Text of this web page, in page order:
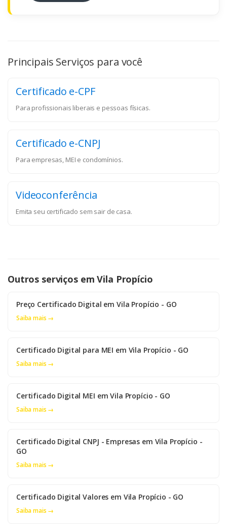
Principais Serviços para você
Certificado e-CPF
Para profissionais liberais e pessoas físicas.
Certificado e-CNPJ
Para empresas, MEI e condomínios.
Videoconferência
Emita seu certificado sem sair de casa.
Outros serviços em Vila Propício
Preço Certificado Digital em Vila Propício - GO
Saiba mais →
Certificado Digital para MEI em Vila Propício - GO
Saiba mais →
Certificado Digital MEI em Vila Propício - GO
Saiba mais →
Certificado Digital CNPJ - Empresas em Vila Propício -
GO
Saiba mais →
Certificado Digital Valores em Vila Propício - GO
Saiba mais →